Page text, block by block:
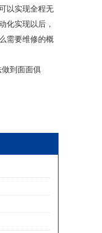
以实现全程无
化实现以后，
需要维修的概
到面面俱